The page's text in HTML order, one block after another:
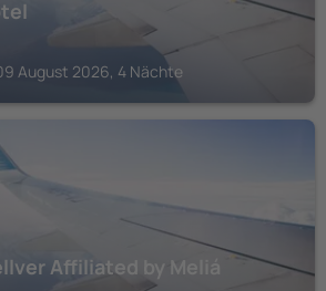
August 2026, 4 Nächte
Affiliated by Meliá